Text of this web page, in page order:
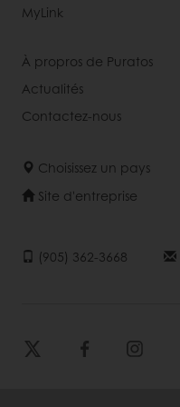
MyLink
À propros de Puratos
Actualités
Contactez-nous
Choisissez un pays
Site d'entreprise
(905) 362-3668